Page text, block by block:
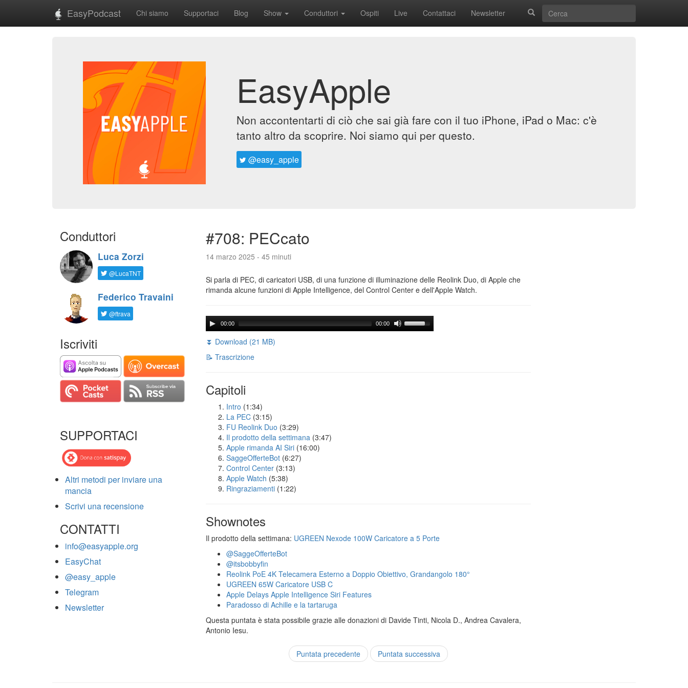
EasyPodcast Chi siamo Supportaci Blog Show Conduttori Ospiti Live Contattaci Newsletter
EasyApple
Non accontentarti di ciò che sai già fare con il tuo iPhone, iPad o Mac: c'è
tanto altro da scoprire. Noi siamo qui per questo.
@easy_apple
Conduttori
Luca Zorzi
@LucaTNT
Federico Travaini
@ftrava
Iscriviti
SUPPORTACI
Altri metodi per inviare una
mancia
Scrivi una recensione
CONTATTI
info@easyapple.org
EasyChat
@easy_apple
Telegram
Newsletter
#708: PECcato
14 marzo 2025 - 45 minuti
Si parla di PEC, di caricatori USB, di una funzione di illuminazione delle Reolink Duo, di Apple che
rimanda alcune funzioni di Apple Intelligence, del Control Center e dell'Apple Watch.
00:00 00:00
⏬ Download (21 MB)
📝 Trascrizione
Capitoli
Intro (1:34)
La PEC (3:15)
FU Reolink Duo (3:29)
Il prodotto della settimana (3:47)
Apple rimanda AI Siri (16:00)
SaggeOfferteBot (6:27)
Control Center (3:13)
Apple Watch (5:38)
Ringraziamenti (1:22)
Shownotes
Il prodotto della settimana: UGREEN Nexode 100W Caricatore a 5 Porte
@SaggeOfferteBot
@itsbobbyfin
Reolink PoE 4K Telecamera Esterno a Doppio Obiettivo, Grandangolo 180°
UGREEN 65W Caricatore USB C
Apple Delays Apple Intelligence Siri Features
Paradosso di Achille e la tartaruga
Questa puntata è stata possibile grazie alle donazioni di Davide Tinti, Nicola D., Andrea Cavalera,
Antonio Iesu.
Puntata precedente Puntata successiva